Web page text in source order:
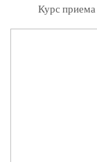
Курс приема